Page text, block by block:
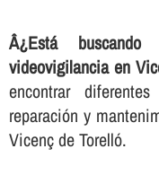
Â¿Está
videovigilancia en
encontrar
reparación y
Vicenç de Torelló.